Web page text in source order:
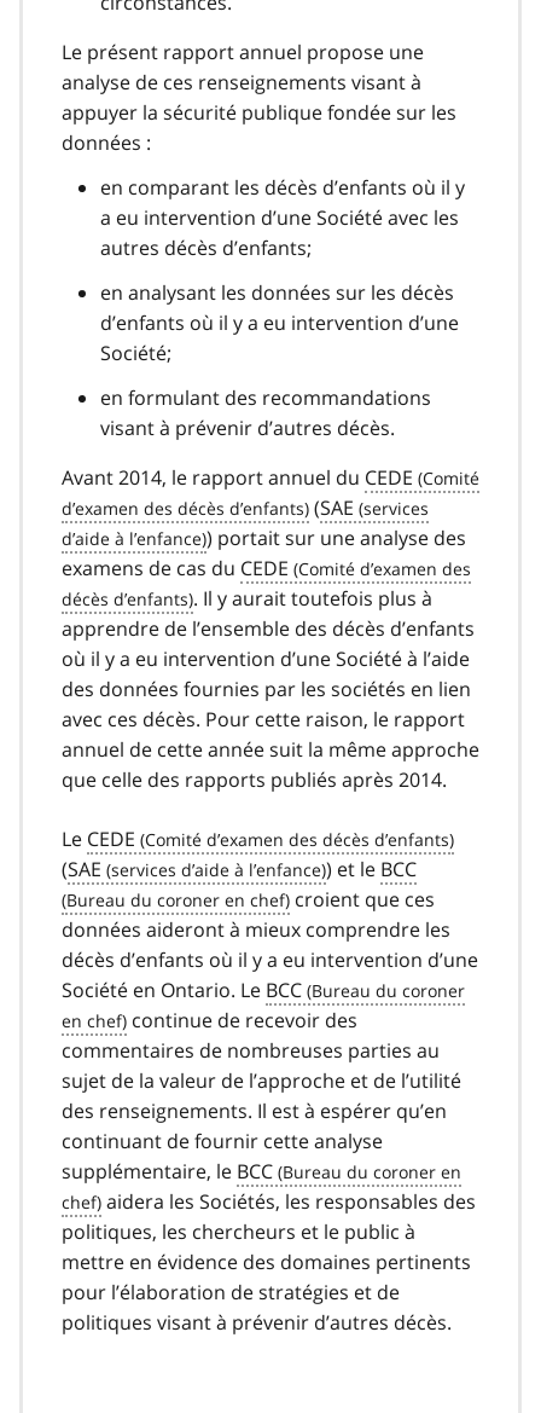
Le présent rapport annuel propose une
analyse de ces renseignements visant à
appuyer la sécurité publique fondée sur les
données :
en comparant les décès d’enfants où il y
a eu intervention d’une Société avec les
autres décès d’enfants;
en analysant les données sur les décès
d’enfants où il y a eu intervention d’une
Société;
en formulant des recommandations
visant à prévenir d’autres décès.
Avant 2014, le rapport annuel du CEDE
(SAE
) portait sur une analyse des
examens de cas du CEDE
. Il y aurait toutefois plus à
apprendre de l’ensemble des décès d’enfants
où il y a eu intervention d’une Société à l’aide
des données fournies par les sociétés en lien
avec ces décès. Pour cette raison, le rapport
annuel de cette année suit la même approche
que celle des rapports publiés après 2014.
Le CEDE
(SAE ) et le BCC
croient que ces
données aideront à mieux comprendre les
décès d’enfants où il y a eu intervention d’une
Société en Ontario. Le BCC
continue de recevoir des
commentaires de nombreuses parties au
sujet de la valeur de l’approche et de l’utilité
des renseignements. Il est à espérer qu’en
continuant de fournir cette analyse
supplémentaire, le BCC
aidera les Sociétés, les responsables des
politiques, les chercheurs et le public à
mettre en évidence des domaines pertinents
pour l’élaboration de stratégies et de
politiques visant à prévenir d’autres décès.